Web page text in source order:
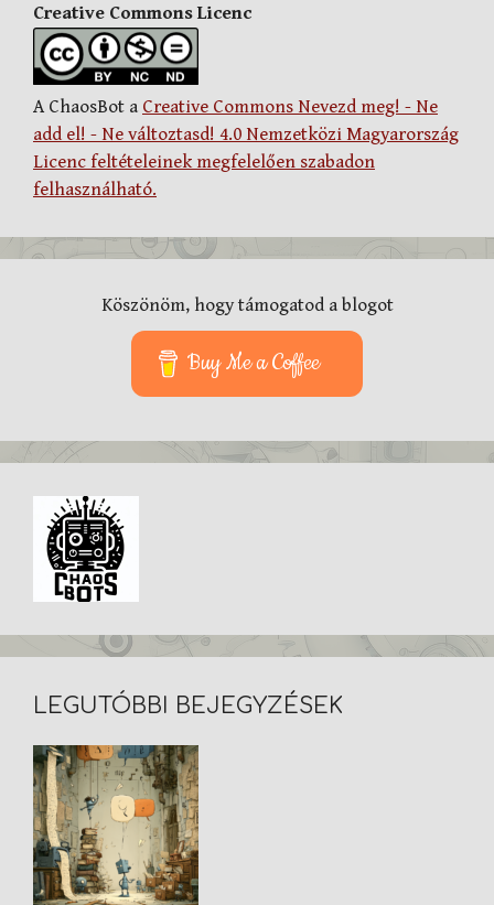
Creative Commons Licenc
A ChaosBot a Creative Commons Nevezd meg! - Ne
add el! - Ne változtasd! 4.0 Nemzetközi Magyarország
Licenc feltételeinek megfelelően szabadon
felhasználható.
Köszönöm, hogy támogatod a blogot
Buy Me a Coffee
LEGUTÓBBI BEJEGYZÉSEK